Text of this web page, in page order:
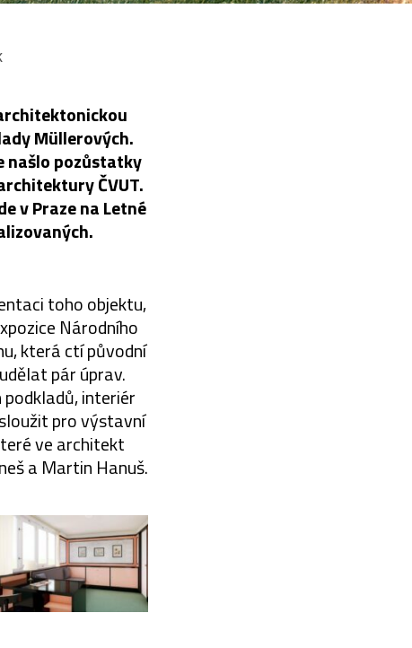
Müllerových.
našlo pozůstatky
ČVUT.
v Praze na Letné
toho objektu,
Národního
která ctí původní
pár úprav.
interiér
pro výstavní
ve architekt
a Martin Hanuš.